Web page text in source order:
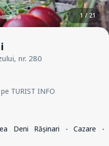
1 / 21
nr. 280
TURIST INFO
Deni Rășinari - Cazare -